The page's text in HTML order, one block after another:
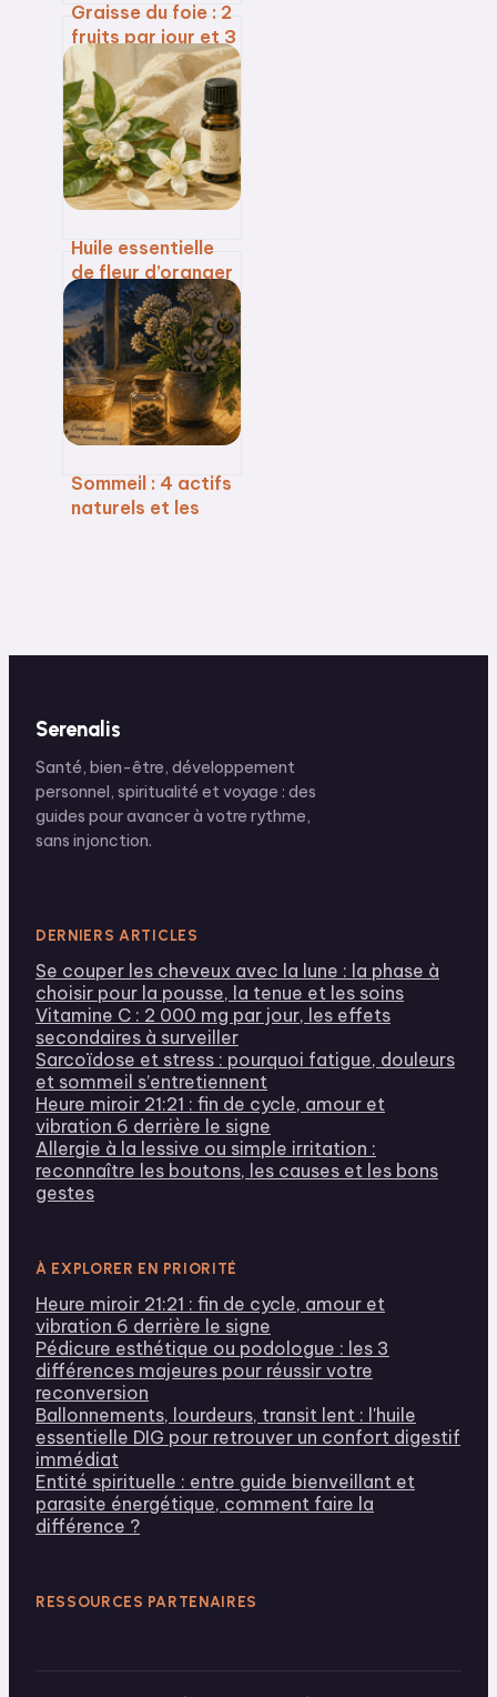
Graisse du foie : 2
fruits par jour et 3
leviers pour
nettoyer votre
organisme
Huile essentielle
de fleur d’oranger
: 5 bienfaits
majeurs pour
votre système
nerveux et votre
peau
Sommeil : 4 actifs
naturels et les
Serenalis
Santé, bien-être, développement
personnel, spiritualité et voyage : des
guides pour avancer à votre rythme,
sans injonction.
DERNIERS ARTICLES
Se couper les cheveux avec la lune : la phase à
choisir pour la pousse, la tenue et les soins
Vitamine C : 2 000 mg par jour, les effets
secondaires à surveiller
Sarcoïdose et stress : pourquoi fatigue, douleurs
et sommeil s’entretiennent
Heure miroir 21:21 : fin de cycle, amour et
vibration 6 derrière le signe
Allergie à la lessive ou simple irritation :
reconnaître les boutons, les causes et les bons
gestes
À EXPLORER EN PRIORITÉ
Heure miroir 21:21 : fin de cycle, amour et
vibration 6 derrière le signe
Pédicure esthétique ou podologue : les 3
différences majeures pour réussir votre
reconversion
Ballonnements, lourdeurs, transit lent : l'huile
essentielle DIG pour retrouver un confort digestif
immédiat
Entité spirituelle : entre guide bienveillant et
parasite énergétique, comment faire la
différence ?
RESSOURCES PARTENAIRES